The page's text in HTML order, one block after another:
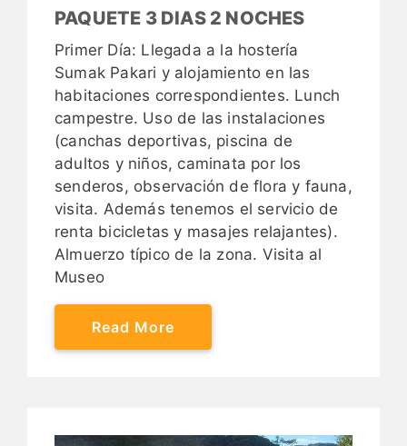
PAQUETE 3 DIAS 2 NOCHES
Primer Día: Llegada a la hostería
Sumak Pakari y alojamiento en las
habitaciones correspondientes. Lunch
campestre. Uso de las instalaciones
(canchas deportivas, piscina de
adultos y niños, caminata por los
senderos, observación de flora y fauna,
visita. Además tenemos el servicio de
renta bicicletas y masajes relajantes).
Almuerzo típico de la zona. Visita al
Museo
Read More